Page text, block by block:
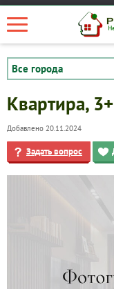
Квартира,
Добавлено 20.11.2024
Задать вопрос